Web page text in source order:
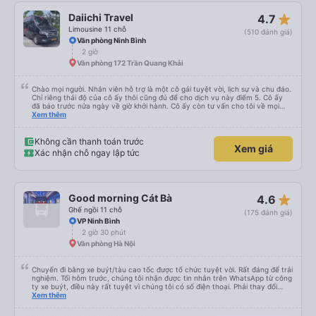
Daiichi Travel
Limousine 11 chỗ
4.7 star_rate
(510 đánh giá)
Văn phòng Ninh Bình
2 giờ
Văn phòng 172 Trần Quang Khải
Chào mọi người. Nhân viên hỗ trợ là một cô gái tuyệt vời, lịch sự và chu đáo.
Chỉ riêng thái độ của cô ấy thôi cũng đủ để cho dịch vụ này điểm 5. Cô ấy
đã báo trước nửa ngày về giờ khởi hành. Cô ấy còn tư vấn cho tôi về mọi
vấn đề, kể cả những vấn đề không liên quan đến chuyến đi này. Tôi hỏi tôi có
thoải mái và có máy lạnh. Tài xế lái xe rất cẩn thận. Xe buýt hơi muộn một
chút, nhưng tôi có thể thấy anh ấy đã đợi khách du lịch từ một khách sạn
gần nhà tôi khá lâu.
Xem thêm
Không cần thanh toán trước
Xác nhận chỗ ngay lập tức
Xem giá
Good morning Cát Bà
Ghế ngồi 11 chỗ
4.6 star_rate
(175 đánh giá)
VP Ninh Bình
2 giờ 30 phút
Văn phòng Hà Nội
Chuyến đi bằng xe buýt/tàu cao tốc được tổ chức tuyệt vời. Rất đáng để trải
nghiệm. Tối hôm trước, chúng tôi nhận được tin nhắn trên WhatsApp từ công
ty xe buýt, điều này rất tuyệt vì chúng tôi có số điện thoại. Phải thay đổi
điểm đón vì trời mưa như trút nước, nhưng họ rất thông cảm. Anh chàng lái
Xem thêm